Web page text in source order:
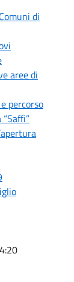
di
aree di
percorso